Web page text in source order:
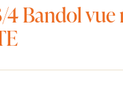
Bandol vue